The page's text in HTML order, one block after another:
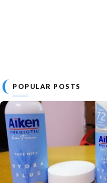
POPULAR POSTS